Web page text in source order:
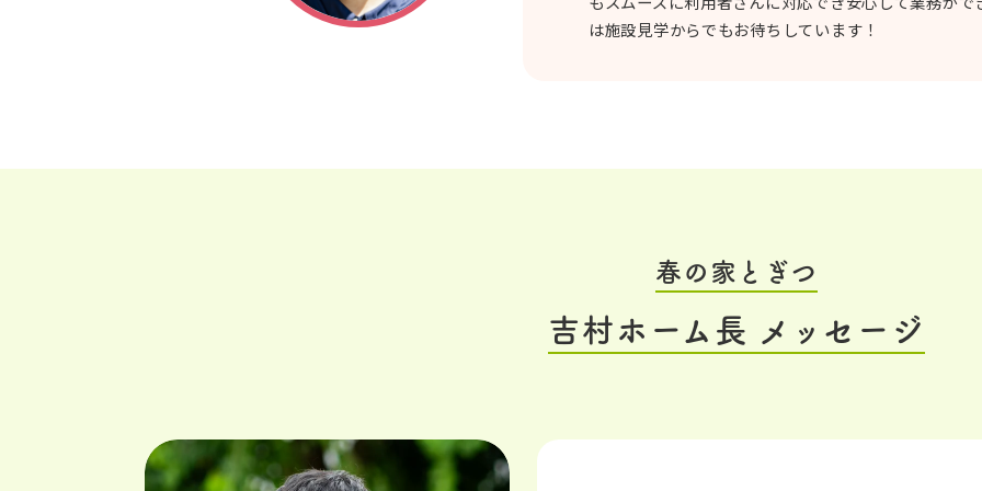
は施設見学からでもお待ちしています！
春の家とぎつ
吉村ホーム長 メッセージ